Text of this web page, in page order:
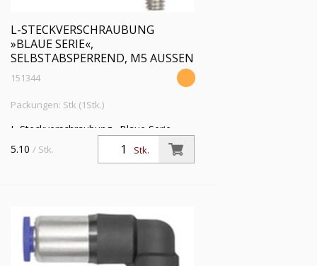
L-STECKVERSCHRAUBUNG
»BLAUE SERIE«,
SELBSTABSPERREND, M5 AUSSEN
151344
Packungen: Stk (1Stk.)
L-Steckverschraubung »Blaue Serie«,
selbstabsper., M5 a., f. Schlauch-Außen-
Ø 4 mm, Arbeitsdr. max. 10 bar,
Stk.
5.10 / Stk.